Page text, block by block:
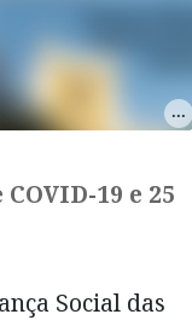
19 e 25
Social das